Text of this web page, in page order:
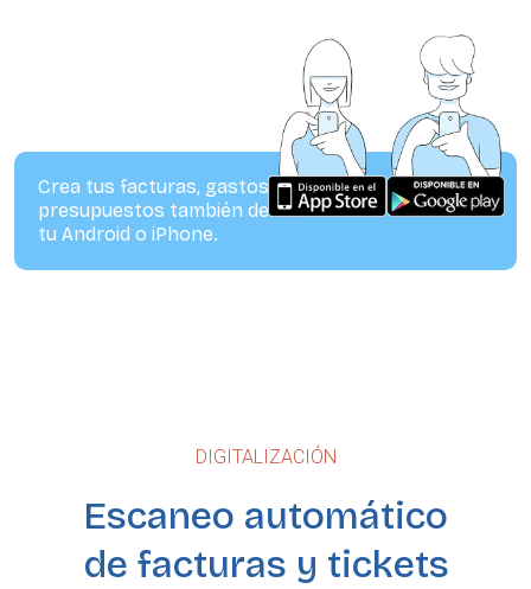
Crea tus facturas, gastos y
presupuestos también desde
tu Android o iPhone.
DIGITALIZACIÓN
Escaneo automático
de facturas y tickets